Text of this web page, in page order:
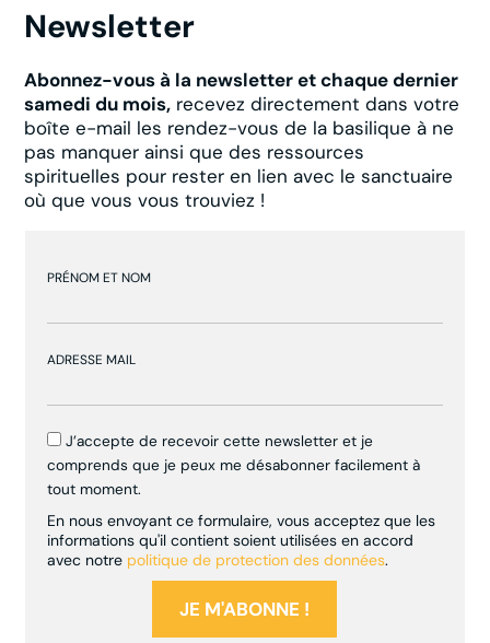
Newsletter
Abonnez-vous à la newsletter et chaque dernier
samedi du mois, recevez directement dans votre
boîte e-mail les rendez-vous de la basilique à ne
pas manquer ainsi que des ressources
spirituelles pour rester en lien avec le sanctuaire
où que vous vous trouviez !
PRÉNOM ET NOM
ADRESSE MAIL
J’accepte de recevoir cette newsletter et je
comprends que je peux me désabonner facilement à
tout moment.
En nous envoyant ce formulaire, vous acceptez que les
informations qu'il contient soient utilisées en accord
avec notre politique de protection des données.